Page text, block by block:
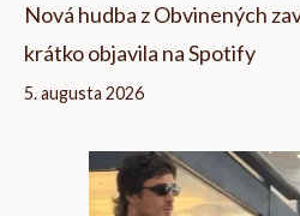
Nová hudba z Obvinených
krátko objavila na Spotify
5. augusta 2026